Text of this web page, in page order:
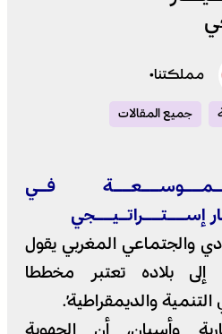
مملكتنا•
جميع المقالات
فـي
إســتــراتـيــجي
والجتماعي المغربي يقول
إلى بلاده تعتبر مخططا
والديمقراطية’.
وأسبان، أن الجهوية